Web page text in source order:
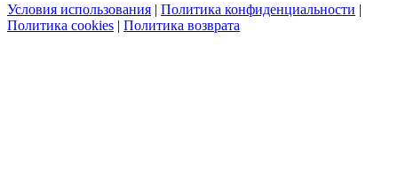
Условия использования | Политика конфиденциальности |
Политика cookies | Политика возврата